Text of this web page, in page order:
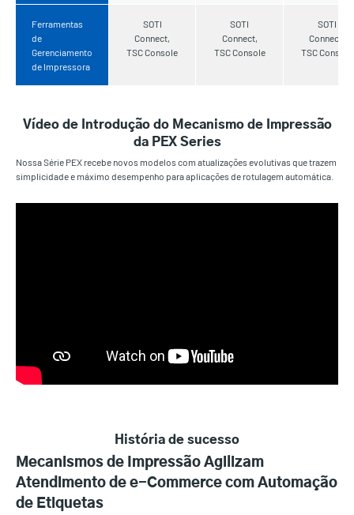
Ferramentas
de
Gerenciamento
de Impressora
SOTI
Connect,
TSC Console
SOTI
Connect,
TSC Console
SOTI
Connect,
TSC Console
Vídeo de Introdução do Mecanismo de Impressão
da PEX Series
Nossa Série PEX recebe novos modelos com atualizações evolutivas que trazem
simplicidade e máximo desempenho para aplicações de rotulagem automática.
História de sucesso
Mecanismos de Impressão Agilizam
Atendimento de e-Commerce com Automação
de Etiquetas